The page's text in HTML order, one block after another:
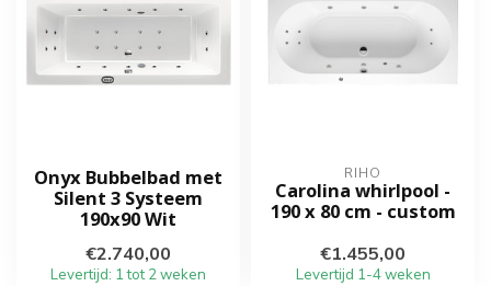
Onyx Bubbelbad met
Silent 3 Systeem
190x90 Wit
€2.740,00
Levertijd: 1 tot 2 weken
RIHO
Carolina whirlpool -
190 x 80 cm - custom
€1.455,00
Levertijd 1-4 weken